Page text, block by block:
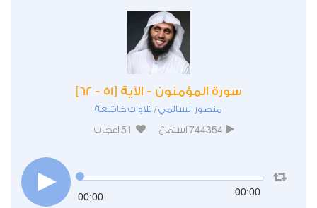
سورة المؤمنون - الآية [51 - 62]
منصور السالمي/ تلاوات خاشعة
744354 استماع 51 اعجاب
00:00 00:00